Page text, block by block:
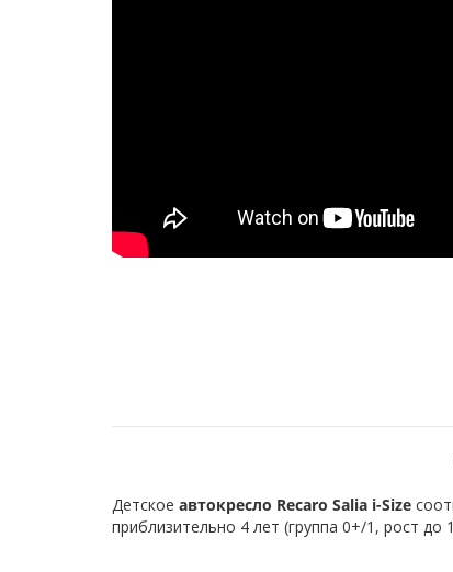
Детское автокресло Recaro Salia i-Size
приблизительно 4 лет (группа 0+/1, рост